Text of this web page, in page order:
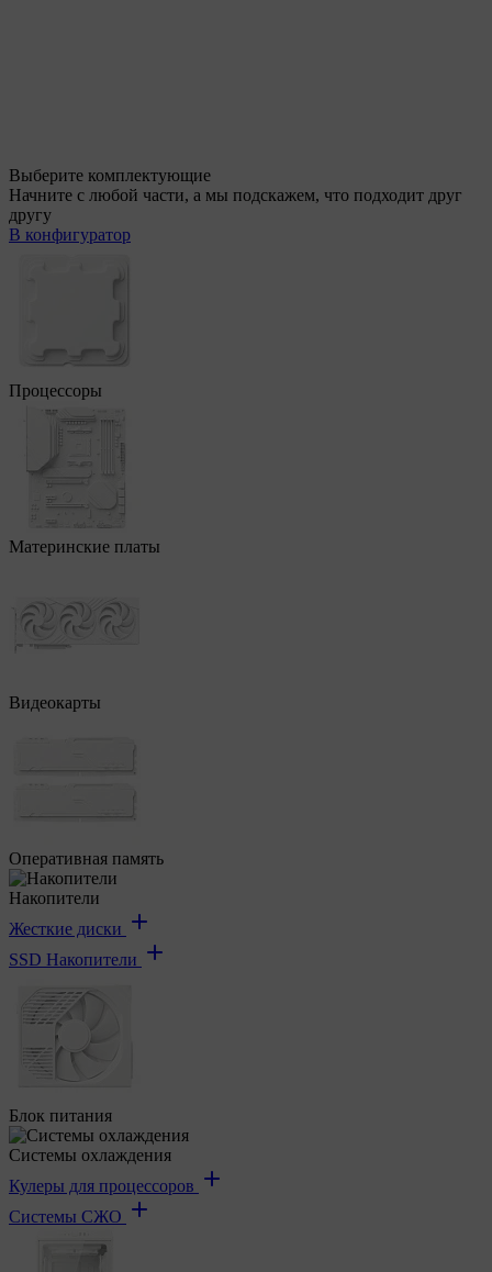
Выберите комплектующие
Начните с любой части, а мы подскажем, что подходит друг
другу
В конфигуратор
Процессоры
Материнские платы
Видеокарты
Оперативная память
Накопители
Жесткие диски
SSD Накопители
Блок питания
Системы охлаждения
Кулеры для процессоров
Системы СЖО